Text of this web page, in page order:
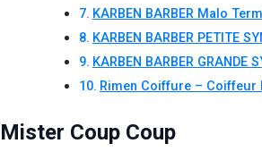
KARBEN BARBER Malo
KARBEN BARBER PETITE
KARBEN BARBER GRANDE
Rimen Coiffure – Coiffeur
Mister Coup Coup